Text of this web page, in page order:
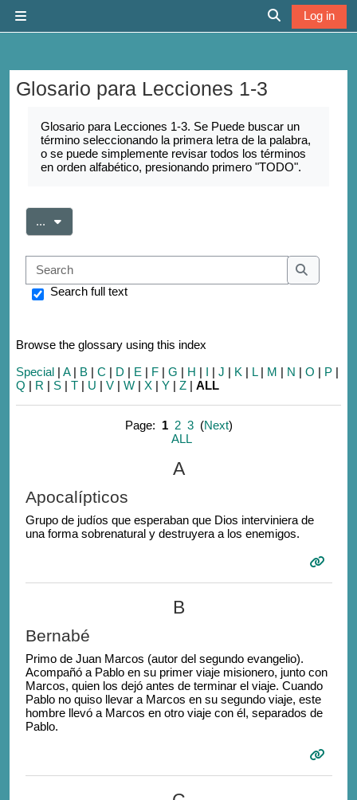
Toggle search
Log in
Glosario para Lecciones 1-3
Glosario para Lecciones 1-3. Se Puede buscar un
término seleccionando la primera letra de la palabra,
o se puede simplemente revisar todos los términos
en orden alfabético, presionando primero "TODO".
... Export entries
Search
Search
Search full text
Browse the glossary using this index
Special | A| B | C | D | E | F | G | H | I | J | K | L| M | N | O | P |
Q | R | S | T | U | V | W | X | Y | Z | ALL
Page: 1 2 3(Next)
ALL
A
Apocalípticos
Grupo de judíos que esperaban que Dios interviniera de
una forma sobrenatural y destruyera a los enemigos.
B
Bernabé
Primo de Juan Marcos (autor del segundo evangelio).
Acompañó a Pablo en su primer viaje misionero, junto con
Marcos, quien los dejó antes de terminar el viaje. Cuando
Pablo no quiso llevar a Marcos en su segundo viaje, este
hombre llevó a Marcos en otro viaje con él, separados de
Pablo.